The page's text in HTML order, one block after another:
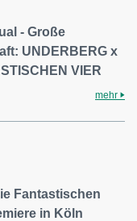
- Große
UNDERBERG x
VIER
mehr
Fantastischen
in Köln